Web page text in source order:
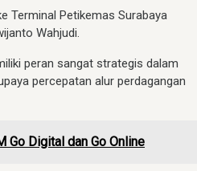
Terminal Petikemas Surabaya
Wahjudi.
peran sangat strategis dalam
percepatan alur perdagangan
Go Digital dan Go Online